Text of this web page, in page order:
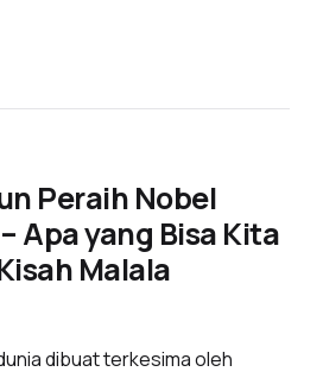
Peraih Nobel
Apa yang Bisa Kita
Malala
dibuat terkesima oleh